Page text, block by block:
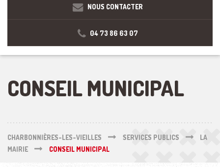
NOUS CONTACTER
04 73 86 63 07
CONSEIL MUNICIPAL
CHARBONNIÈRES-LES-VIEILLES SERVICES PUBLICS
LA
MAIRIE
CONSEIL MUNICIPAL